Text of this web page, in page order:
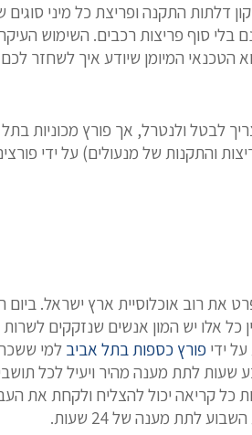
דלתות התקנה ופריצת כל מיני
סוף פריצות רכבים. השימוש
הטכנאי המיומן שיודע איך לשחזר
לבטל ולנטרל, אך פורץ מכוניות
והתקנות של מנעולים) על ידי
רוב אוכלוסיית ארץ ישראל. ביום
כל אלו יש המון אנשים שנזקקים
ידיפורץ כספות בתל אביב למי
עשרים וארבע שעות לתת מענה מהיר ויעיל לכל
כל קריאה יכול להצליח ולקחת את
לתת מענה של 24 שעות.